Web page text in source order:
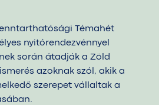
Témahét
nyitórendezvénnyel
során átadják a Zöld
azoknak szól, akik a
szerepet vállaltak a